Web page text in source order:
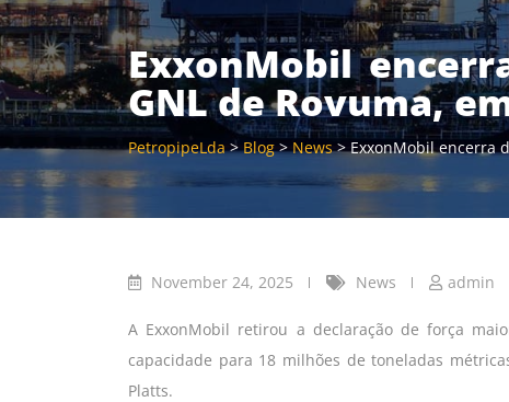
ExxonMobil
GNL de Rovuma,
PetropipeLda>Blog>News>ExxonMobil encerra
November 24, 2025 News admin
A ExxonMobil retirou a declaração de força
capacidade para 18 milhões de toneladas
Platts.